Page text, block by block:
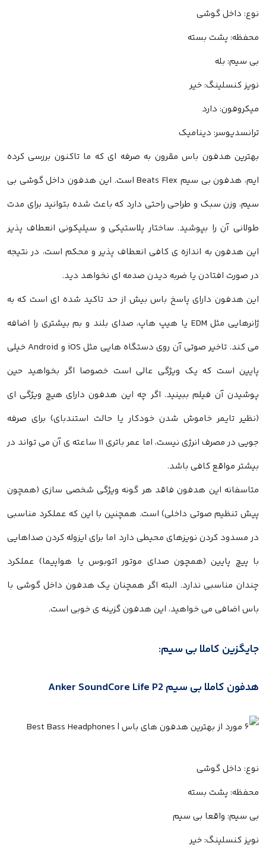
نوع: داخل گوشی
محفظه: پشت بسته
بی سیم: بله
نویز کنسلینگ: خیر
میکروفون: دارد
ترانسدیوسر: دینامیک
بهترین هدفون باس مقرون به صرفه ای که ما تاکنون بررسی کرده
ایم، هدفون بی سیم Beats Flex است. این هدفون داخل گوشی بی
سیم، وزن سبک و طراحی راحتی دارد که باعث شده بتوانید برای مدت
طولانی آن را بپوشید. ساختار پلاستیکی و سیلیکونی انعطاف پذیر
این هدفون به اندازه ی کافی انعطاف پذیر و محکم است، در نتیجه
در صورت افتادن یا ضربه دیدن صدمه ای نخواهد دید.
این هدفون دارای پاسخ باس بیش از حد تاکید شده ای است که به
ژانرهایی مثل EDM یا هیپ هاپ، صدای بلند و بم بیشتری را اضافه
می کند. تاخیر صوتی آن روی دستگاه هایی مثل iOS و Android خیلی
پایین است که یک ویژگی عالی است خصوصا اگر بخواهید حین
پوشیدن آن فیلم ببینید. اگر چه این هدفون دارای هیچ ویژگی ای
(نظیر تایمر خاموش شدن خودکار یا حالت استندبای) برای صرفه
جویی در مصرف انرژی نیست، اما عمر باتری ۱۱ ساعته ی آن می تواند در
بیشتر مواقع کافی باشد.
متاسفانه این هدفون فاقد هر گونه ویژگی شخصی سازی (همچون
پیش تنظیم صوتی داخلی) است. همچنین با این که عملکرد مناسبی
در مسدود کردن نویزهای محیطی دارد اما برای ایزوله کردن صداهایی
با پیچ پایین (همچون صدای موتور اتوبوس یا هواپیما) عملکرد
چندان مناسبی ندارد. البته اگر همچنان یک هدفون داخل گوشی با
باس اضافی می خواهید، این هدفون گزینه ی خوبی است.
جایگزین کاملا بی سیم:
هدفون کاملا بی سیم Anker SoundCore Life P2
نوع: داخل گوشی
محفظه: پشت بسته
بی سیم: واقعا بی سیم
نویز کنسلینگ: خیر